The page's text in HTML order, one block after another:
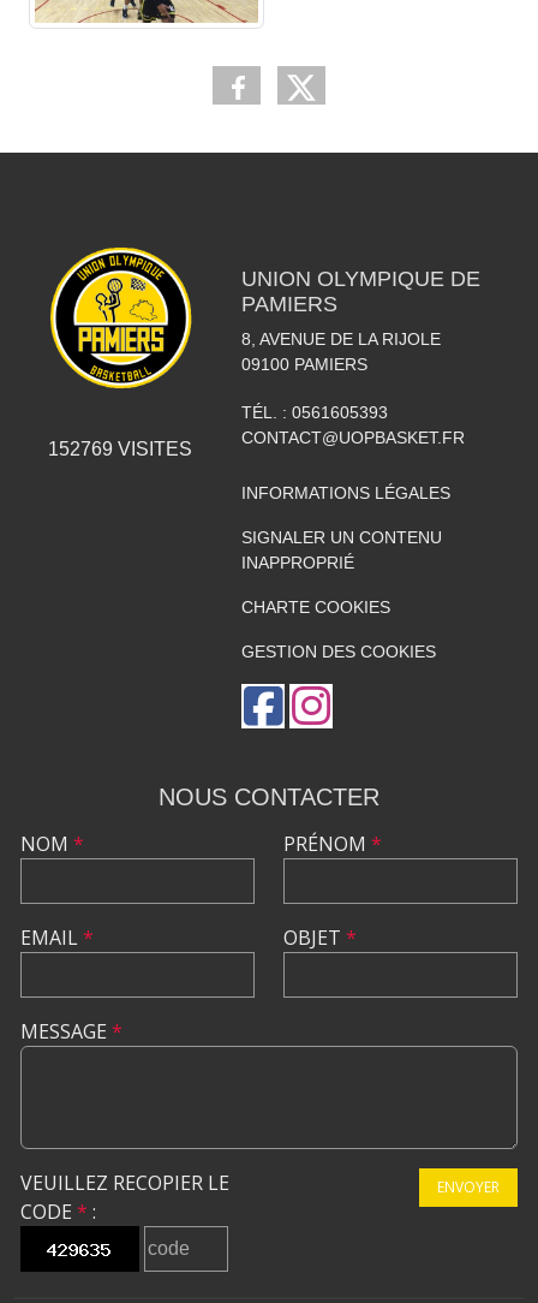
152769 VISITES
UNION OLYMPIQUE DE
PAMIERS
8, AVENUE DE LA RIJOLE
09100 PAMIERS
TÉL. : 0561605393
CONTACT@UOPBASKET.FR
INFORMATIONS LÉGALES
SIGNALER UN CONTENU
INAPPROPRIÉ
CHARTE COOKIES
GESTION DES COOKIES
NOUS CONTACTER
NOM *
EMAIL*
PRÉNOM *
OBJET *
MESSAGE *
VEUILLEZ RECOPIER LE
CODE * :
ENVOYER